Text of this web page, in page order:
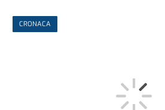
CRONACA